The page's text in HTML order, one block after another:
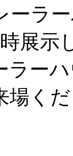
ーラ
展示
ラー
場く